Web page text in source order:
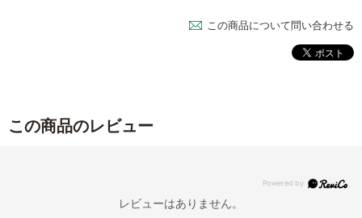
この商品について問い合わせる
この商品のレビュー
レビューはありません。